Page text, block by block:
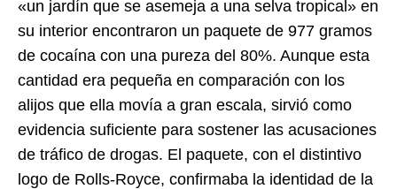
«un jardín que se asemeja a una selva tropical» en
su interior encontraron un paquete de 977 gramos
de cocaína con una pureza del 80%. Aunque esta
cantidad era pequeña en comparación con los
alijos que ella movía a gran escala, sirvió como
evidencia suficiente para sostener las acusaciones
de tráfico de drogas. El paquete, con el distintivo
logo de Rolls-Royce, confirmaba la identidad de la